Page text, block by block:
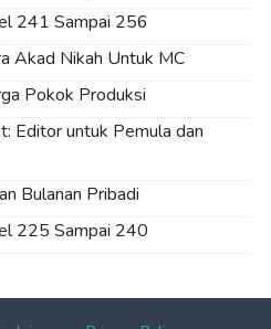
241 Sampai 256
Akad Nikah Untuk MC
Pokok Produksi
Editor untuk Pemula dan
Bulanan Pribadi
225 Sampai 240